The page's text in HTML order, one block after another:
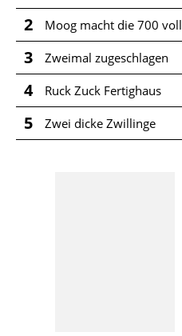
2 Moog macht die 700 voll
3 Zweimal zugeschlagen
4 Ruck Zuck Fertighaus
5 Zwei dicke Zwillinge